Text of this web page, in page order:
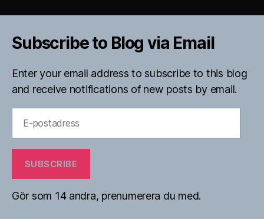
Subscribe to Blog via Email
Enter your email address to subscribe to this blog
and receive notifications of new posts by email.
postadress
SUBSCRIBE
Gör som 14 andra, prenumerera du med.